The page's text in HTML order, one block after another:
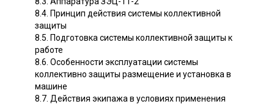
8.4. Принцип действия системы коллективной
защиты
8.5. Подготовка системы коллективной защиты к
работе
8.6. Особенности эксплуатации системы
коллективно защиты размещение и установка в
машине
8.7. Действия экипажа в условиях применения